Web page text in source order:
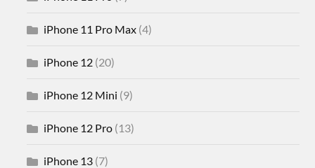
iPhone 11 Pro Max (4)
iPhone 12 (20)
iPhone 12 Mini (9)
iPhone 12 Pro (13)
iPhone 13 (7)